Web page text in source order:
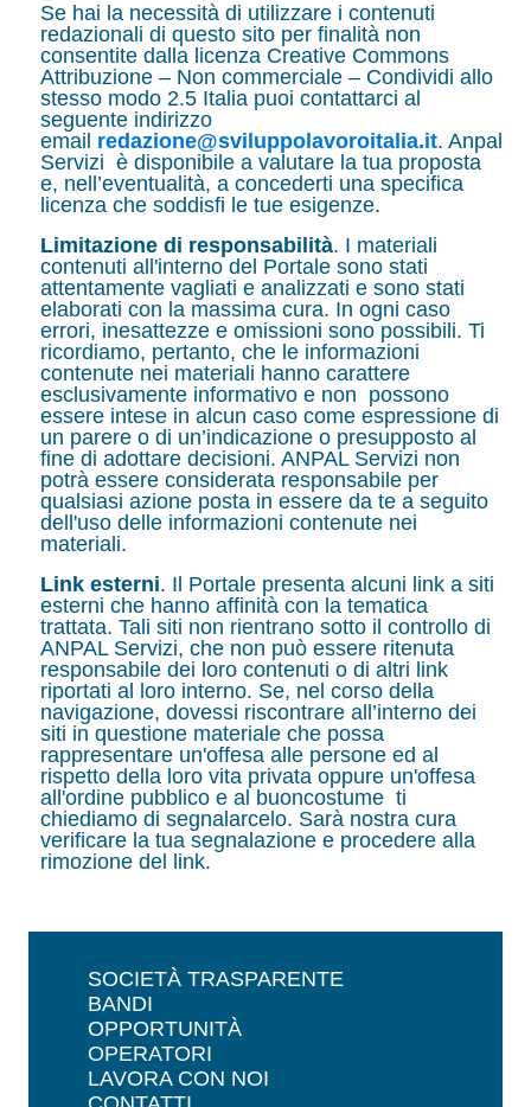
Se hai la necessità di utilizzare i contenuti
redazionali di questo sito per finalità non
consentite dalla licenza Creative Commons
Attribuzione – Non commerciale – Condividi allo
stesso modo 2.5 Italia puoi contattarci al
seguente indirizzo
email redazione@sviluppolavoroitalia.it. Anpal
Servizi è disponibile a valutare la tua proposta
e, nell’eventualità, a concederti una specifica
licenza che soddisfi le tue esigenze.
Limitazione di responsabilità. I materiali
contenuti all'interno del Portale sono stati
attentamente vagliati e analizzati e sono stati
elaborati con la massima cura. In ogni caso
errori, inesattezze e omissioni sono possibili. Ti
ricordiamo, pertanto, che le informazioni
contenute nei materiali hanno carattere
esclusivamente informativo e non possono
essere intese in alcun caso come espressione di
un parere o di un’indicazione o presupposto al
fine di adottare decisioni. ANPAL Servizi non
potrà essere considerata responsabile per
qualsiasi azione posta in essere da te a seguito
dell'uso delle informazioni contenute nei
materiali.
Link esterni. Il Portale presenta alcuni link a siti
esterni che hanno affinità con la tematica
trattata. Tali siti non rientrano sotto il controllo di
ANPAL Servizi, che non può essere ritenuta
responsabile dei loro contenuti o di altri link
riportati al loro interno. Se, nel corso della
navigazione, dovessi riscontrare all’interno dei
siti in questione materiale che possa
rappresentare un'offesa alle persone ed al
rispetto della loro vita privata oppure un'offesa
all'ordine pubblico e al buoncostume ti
chiediamo di segnalarcelo. Sarà nostra cura
verificare la tua segnalazione e procedere alla
rimozione del link.
SOCIETÀ TRASPARENTE
BANDI
OPPORTUNITÀ
OPERATORI
LAVORA CON NOI